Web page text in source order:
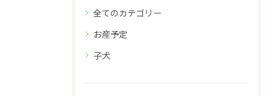
全てのカテゴリー
お産予定
子犬